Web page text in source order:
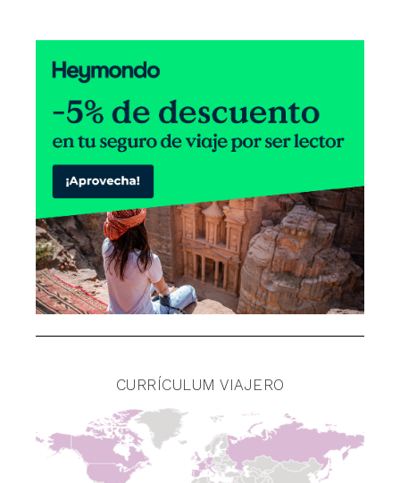
CURRÍCULUM VIAJERO